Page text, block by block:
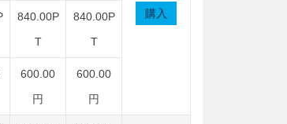
購入
840.00P
T
840.00P
T
600.00
円
600.00
円